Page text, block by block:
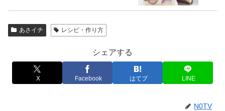
あさイチ レシピ・作り方
シェアする
X Facebook はてブ LINE
N0TV